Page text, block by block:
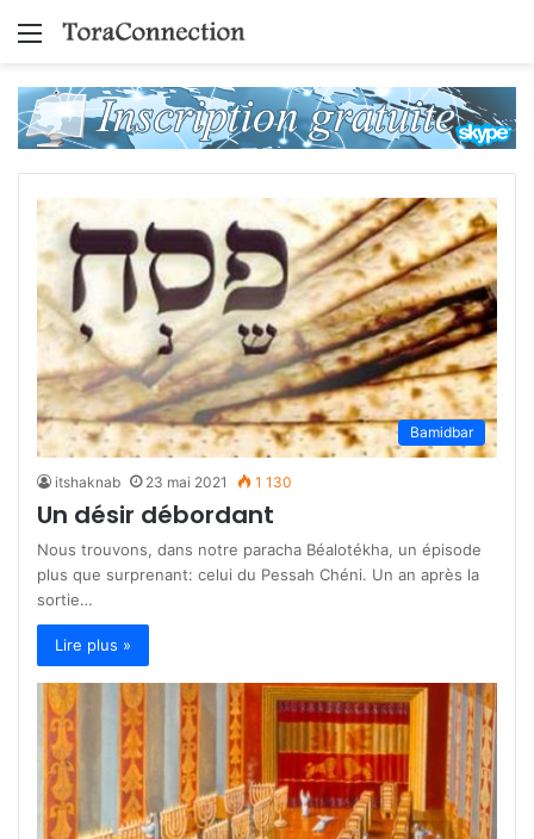
Menu
Bamidbar
itshaknab 23 mai 2021 1 130
Un désir débordant
Nous trouvons, dans notre paracha Béalotékha, un épisode
plus que surprenant: celui du Pessah Chéni. Un an après la
sortie…
Lire plus »